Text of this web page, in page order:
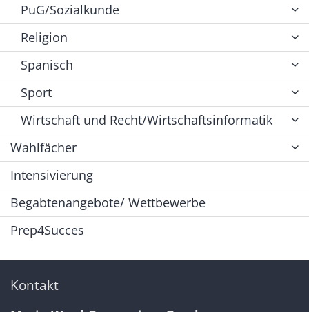
PuG/Sozialkunde
Religion
Spanisch
Sport
Wirtschaft und Recht/Wirtschaftsinformatik
Wahlfächer
Intensivierung
Begabtenangebote/ Wettbewerbe
Prep4Succes
Kontakt